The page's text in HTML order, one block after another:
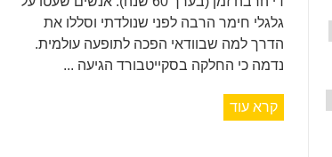
גלגלי חימר הרבה לפני שנולדתי וסללו את
הדרך למה שבוודאי הפכה לתופעה עולמית.
נדמה כי החלקה בסקייטבורד הגיעה ...
קרא עוד